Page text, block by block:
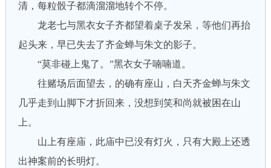
清，每粒骰子都滴溜溜地转个不停。
龙老七与黑衣女子齐都望着桌子发呆，等他们再抬
起头来，早已失去了齐金蝉与朱文的影子。
“莫非碰上鬼了。”黑衣女子喃喃道。
往赌场后面望去，的确有座山，白天齐金蝉与朱文
几乎走到山脚下才折回来，没想到笑和尚就被困在山
上。
山上有座庙，此庙中已没有灯火，只有大殿上还透
出神案前的长明灯。